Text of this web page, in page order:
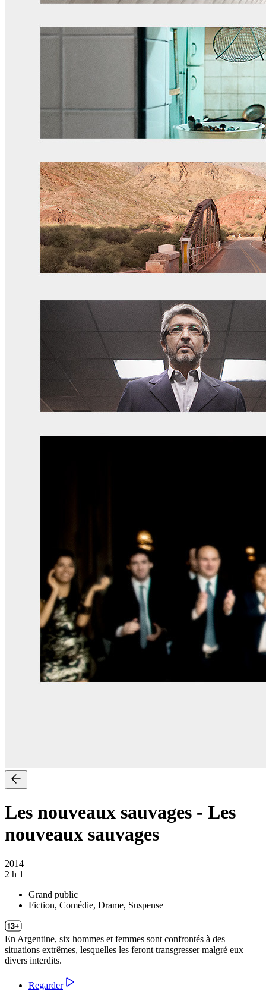
Les nouveaux sauvages - Les
nouveaux sauvages
2014
2 h 1
Grand public
Fiction, Comédie, Drame, Suspense
En Argentine, six hommes et femmes sont confrontés à des
situations extrêmes, lesquelles les feront transgresser malgré eux
divers interdits.
Regarder